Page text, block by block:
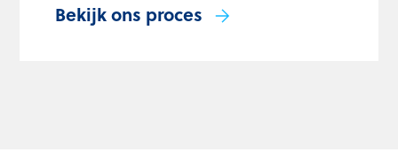
Bekijk ons proces